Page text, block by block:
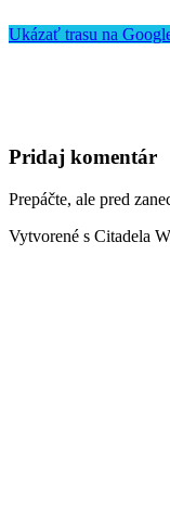
Ukázať trasu na
Pridaj komentár
Prepáčte, ale pred
Vytvorené s Citadela